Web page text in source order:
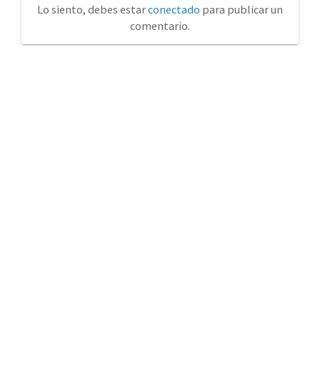
Lo siento, debes estarconectado para publicar un
comentario.